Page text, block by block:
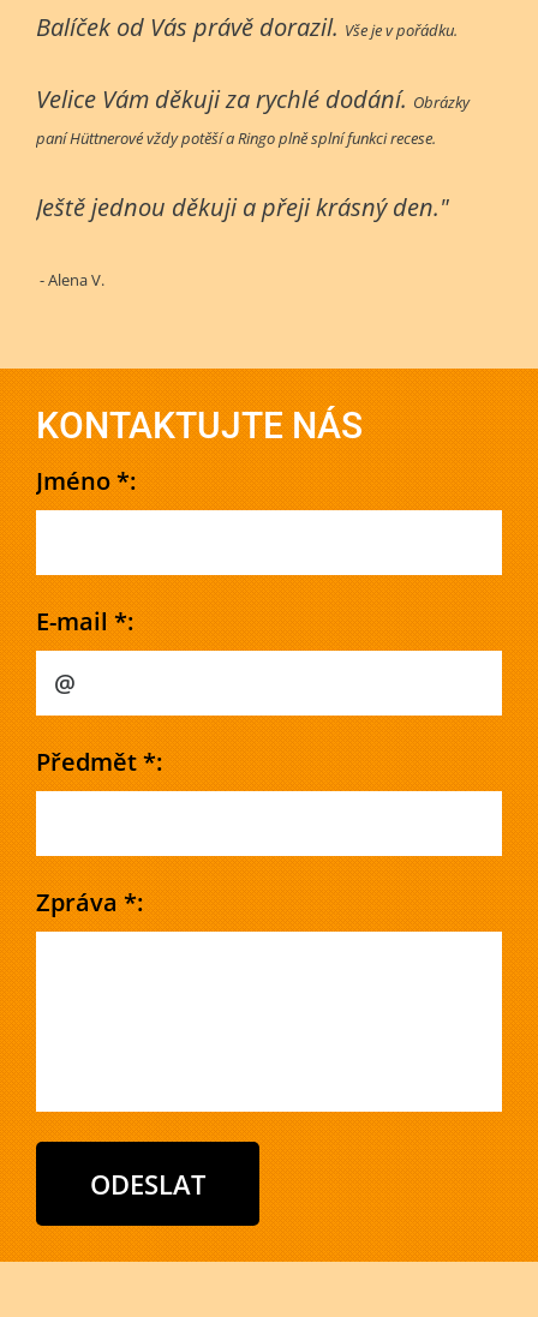
Balíček od Vás právě dorazil. Vše je v pořádku.
Velice Vám děkuji za rychlé dodání. Obrázky
paní Hüttnerové vždy potěší a Ringo plně splní funkci recese.
Ještě jednou děkuji a přeji krásný den."
- Alena V.
KONTAKTUJTE NÁS
Jméno *:
E-mail *:
Předmět *:
Zpráva *: